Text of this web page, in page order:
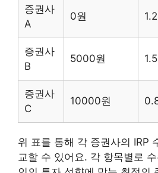
증권사
A
0원
증권사
B
5000원
증권사
C
10000원
위 표를 통해 각 증권사의 IRP
교할 수 있어요. 각 항목별로